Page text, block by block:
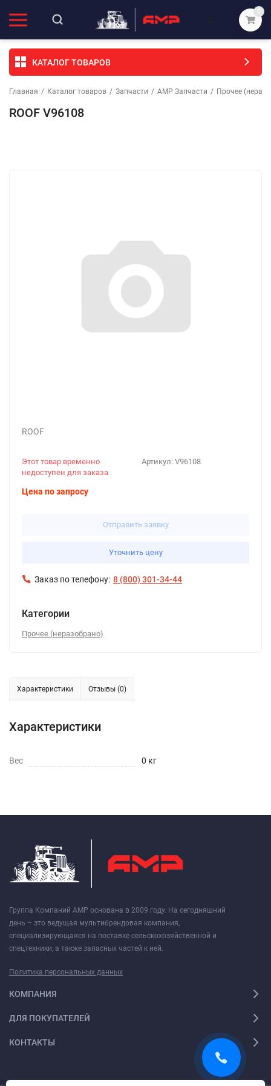
0
КАТАЛОГ ТОВАРОВ
Главная / Каталог товаров / Запчасти / АМР Запчасти / Прочее
ROOF V96108
ROOF
Артикул: V96108
Этот товар временно
недоступен для заказа
Цена по запросу
Отправить заявку
Уточнить цену
Заказ по телефону: 8 (800) 301-34-44
Категории
Прочее (неразобрано)
Характеристики Отзывы (0)
Характеристики
Вес 0 кг
Группа Компаний АМР основана в 2009 году. На сегодняшний
день – это ведущая мультибрендовая компания,
специализирующаяся на поставке сельскохозяйственной и
спецтехники, а также запасных частей к ней.
Политика персональных данных
КОМПАНИЯ
ДЛЯ ПОКУПАТЕЛЕЙ
КОНТАКТЫ